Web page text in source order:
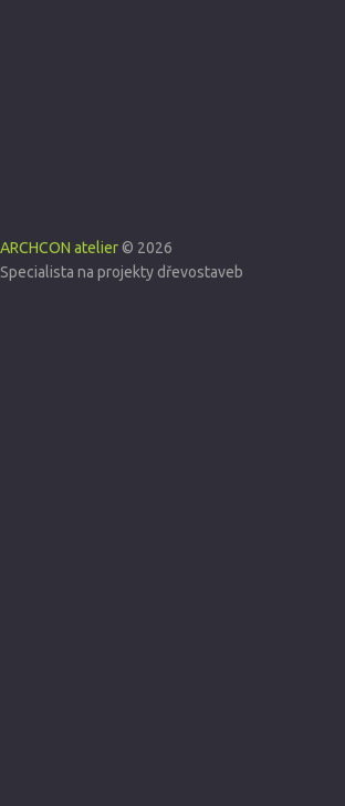
ARCHCON atelier© 2026
Specialista na projekty dřevostaveb